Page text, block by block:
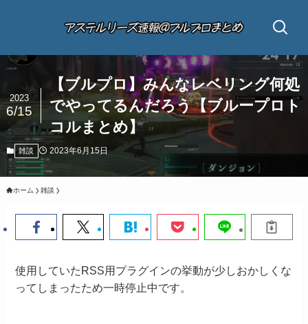
【ブルプロ】みんなレベリング何処
でやってるんだろう【ブループロト
コルまとめ】
2023
6/15
雑談 2023年6月15日
ホーム 雑談
使用していたRSS用プラグインの挙動が少しおかしくな
ってしまったため一時停止中です。